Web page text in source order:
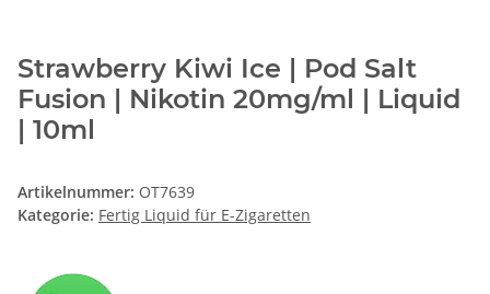
Strawberry Kiwi Ice | Pod Salt
Fusion | Nikotin 20mg/ml | Liquid
| 10ml
Artikelnummer: OT7639
Kategorie: Fertig Liquid für E-Zigaretten